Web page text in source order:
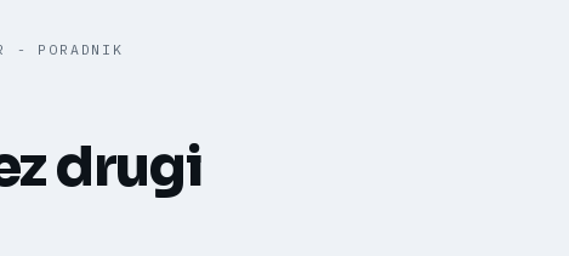
- PORADNIK
drugi